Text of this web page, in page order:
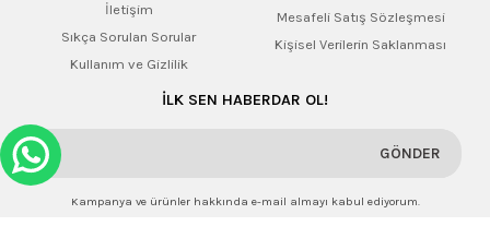
İletişim
Sıkça Sorulan Sorular
Kullanım ve Gizlilik
Mesafeli Satış Sözleşmesi
Kişisel Verilerin Saklanması
İLK SEN HABERDAR OL!
GÖNDER
Kampanya ve ürünler hakkında e-mail almayı kabul ediyorum.